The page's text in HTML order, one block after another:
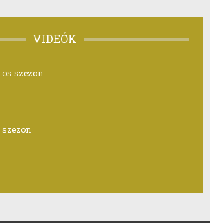
VIDEÓK
os szezon
szezon